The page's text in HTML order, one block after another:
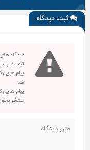
ثبت دیدگاه
دیدگاه
تیم
پیام
شد.
پیام هایی
منتشر